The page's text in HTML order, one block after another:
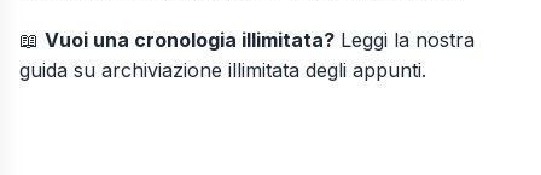
📖 Vuoi una cronologia illimitata? Leggi la nostra
guida su archiviazione illimitata degli appunti.